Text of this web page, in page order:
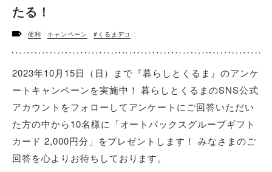
たる！
便利 キャンペーン #くるまデコ
2023年10月15日（日）まで『暮らしとくるま』のアンケ
ートキャンペーンを実施中！ 暮らしとくるまのSNS公式
アカウントをフォローしてアンケートにご回答いただい
た方の中から10名様に「オートバックスグループギフト
カード 2,000円分」をプレゼントします！ みなさまのご
回答を心よりお待ちしております。